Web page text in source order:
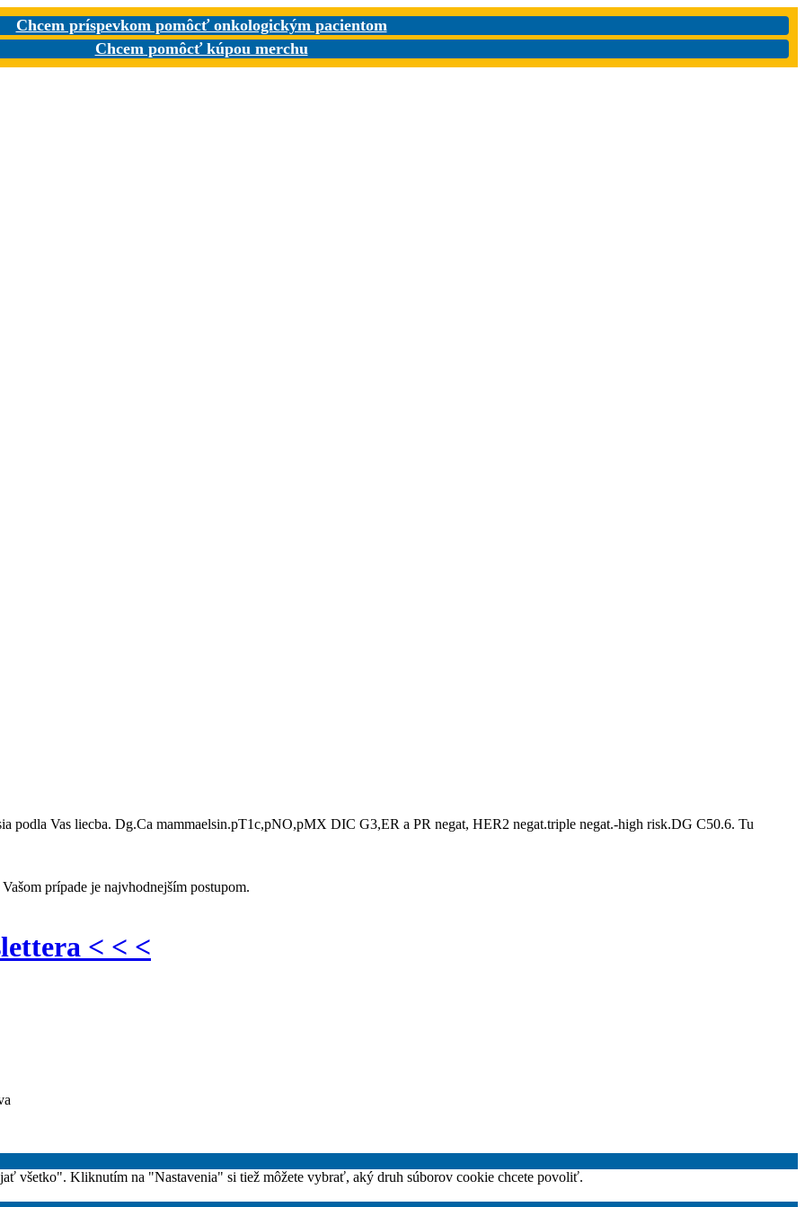
Chcem príspevkom pomôcť onkologickým pacientom
Chcem pomôcť kúpou merchu
podla Vas liecba. Dg.Ca mammaelsin.pT1c,pNO,pMX DIC G3,ER a PR negat, HER2 negat.triple negat.-high risk.DG C50.6. Tu
prípade je najvhodnejším postupom.
< < <
všetko". Kliknutím na "Nastavenia" si tiež môžete vybrať, aký druh súborov cookie chcete povoliť.